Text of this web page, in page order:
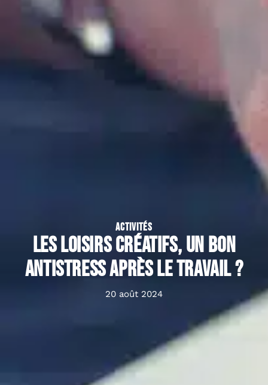
ACTIVITÉS
Les loisirs créatifs, un bon
antistress après le travail ?
20 août 2024